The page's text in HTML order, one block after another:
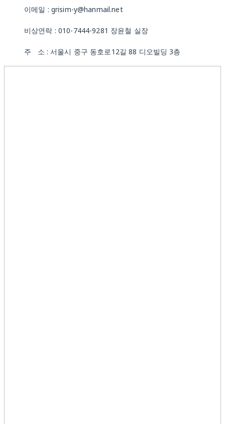
이메일 : grisim-y@hanmail.net
비상연락 : 010-7444-9281 장윤철 실장
주 소 : 서울시 중구 동호로12길 88 디오빌딩 3층